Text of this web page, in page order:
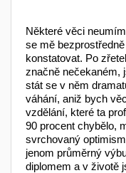
Některé věci
se mě
konstatovat. Po
značně nečekaném,
stát se v něm
váhání, aniž bych
vzdělání, které ta
90 procent chybělo,
svrchovaný
jenom průměrný
diplomem a v životě